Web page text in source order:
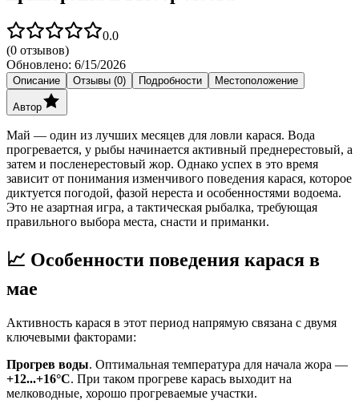
0.0
(0 отзывов)
Обновлено: 6/15/2026
Описание Отзывы (0) Подробности Местоположение
Автор
Май — один из лучших месяцев для ловли карася. Вода
прогревается, у рыбы начинается активный преднерестовый, а
затем и посленерестовый жор. Однако успех в это время
зависит от понимания изменчивого поведения карася, которое
диктуется погодой, фазой нереста и особенностями водоема.
Это не азартная игра, а тактическая рыбалка, требующая
правильного выбора места, снасти и приманки.
📈 Особенности поведения карася в
мае
Активность карася в этот период напрямую связана с двумя
ключевыми факторами:
Прогрев воды. Оптимальная температура для начала жора —
+12...+16°C. При таком прогреве карась выходит на
мелководные, хорошо прогреваемые участки.